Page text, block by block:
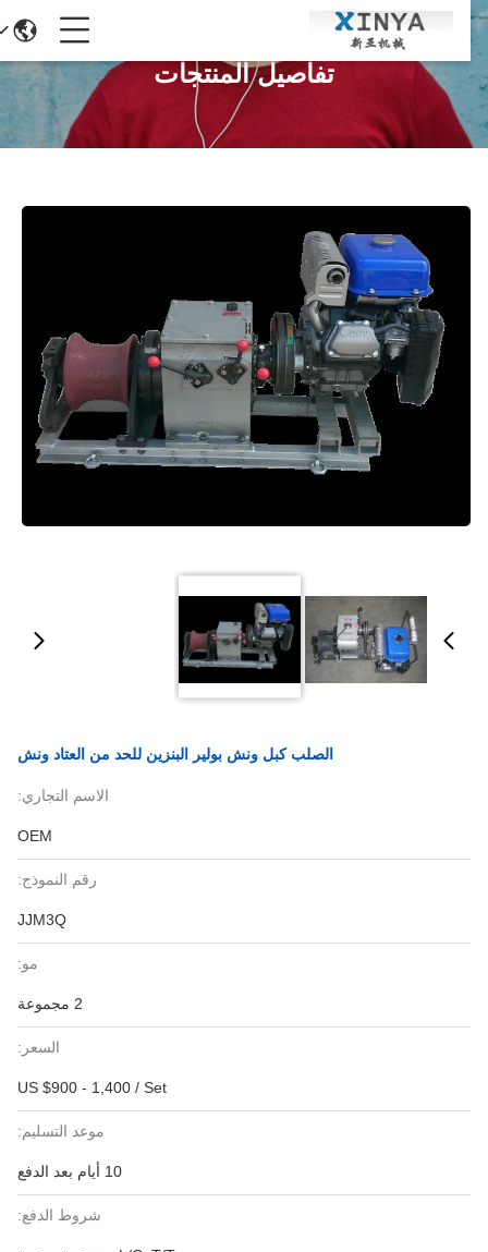
تفاصيل المنتجات
الصلب كبل ونش بولير البنزين للحد من العتاد ونش
الاسم التجاري:
OEM
رقم النموذج:
JJM3Q
مو:
السعر:
US $900 - 1,400 / Set
موعد التسليم:
10 أيام بعد الدفع
شروط الدفع: